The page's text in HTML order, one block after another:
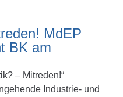
MdEP
BK am
– Mitreden!“
Industrie- und